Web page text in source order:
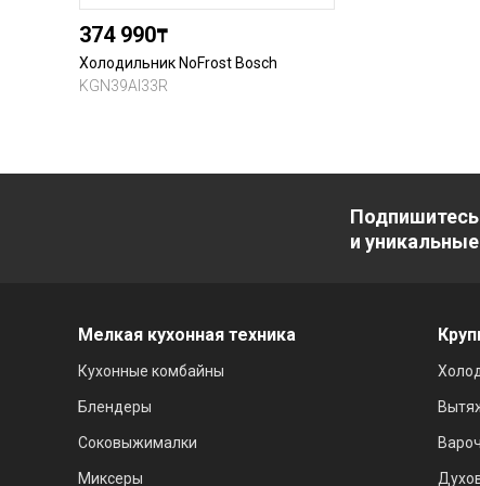
374 990₸
Холодильник NoFrost Bosch
KGN39AI33R
Подпишитесь
и
Мелкая кухонная техника
Кухонные комбайны
Блендеры
Соковыжималки
Миксеры